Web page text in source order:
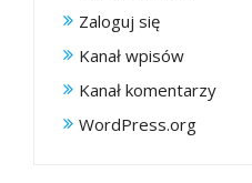
Zaloguj się
Kanał wpisów
Kanał komentarzy
WordPress.org